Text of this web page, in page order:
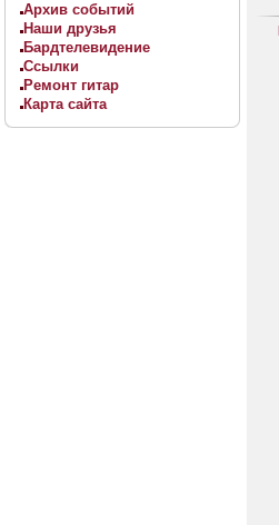
Архив событий
Наши друзья
Бардтелевидение
Ссылки
Ремонт гитар
Карта сайта